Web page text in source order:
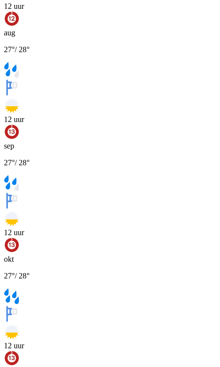
12 uur
aug
27°/ 28°
12 uur
sep
27°/ 28°
12 uur
okt
27°/ 28°
12 uur